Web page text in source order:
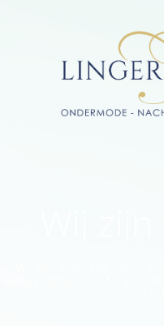
Wij
Wij zijn verhuisd naar
Openingstijden: Ma:
Za: